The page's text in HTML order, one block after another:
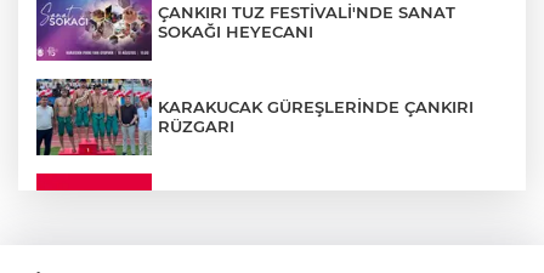
ÇANKIRI TUZ FESTİVALİ'NDE SANAT
SOKAĞI HEYECANI
KARAKUCAK GÜREŞLERİNDE ÇANKIRI
RÜZGARI